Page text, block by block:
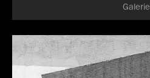
Galerie